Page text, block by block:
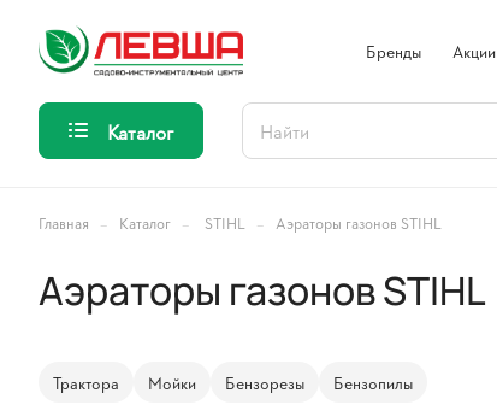
Бренды Акции
Каталог
Главная – Каталог – STIHL – Аэраторы газонов STIHL
Аэраторы газонов STIHL
Трактора Мойки Бензорезы Бензопилы